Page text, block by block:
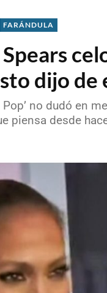
FARÁNDULA
dijo
Pop’ no dudó en
piensa desde